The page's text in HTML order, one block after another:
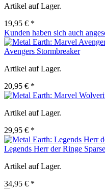
Artikel auf Lager.
19,95 € *
Kunden haben sich auch
Avengers Stormbreaker
Artikel auf Lager.
20,95 € *
Artikel auf Lager.
29,95 € *
Legends Herr der Ringe
Artikel auf Lager.
34,95 € *